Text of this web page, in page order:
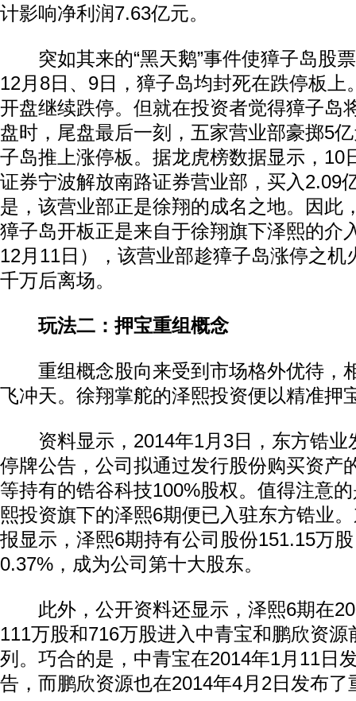
计影响净利润7.63亿元。
突如其来的“黑天鹅”事件使獐子岛股
12月8日、9日，獐子岛均封死在跌停板上
开盘继续跌停。但就在投资者觉得獐子岛
盘时，尾盘最后一刻，五家营业部豪掷5
子岛推上涨停板。据龙虎榜数据显示，10
证券宁波解放南路证券营业部，买入2.09
是，该营业部正是徐翔的成名之地。因此
獐子岛开板正是来自于徐翔旗下泽熙的介
12月11日），该营业部趁獐子岛涨停之机
千万后离场。
玩法二：押宝重组概念
重组概念股向来受到市场格外优待，
飞冲天。徐翔掌舵的泽熙投资便以精准押
资料显示，2014年1月3日，东方锆业
停牌公告，公司拟通过发行股份购买资产
等持有的锆谷科技100%股权。值得注意
熙投资旗下的泽熙6期便已入驻东方锆业
报显示，泽熙6期持有公司股份151.15万
0.37%，成为公司第十大股东。
此外，公开资料还显示，泽熙6期在
111万股和716万股进入中青宝和鹏欣资源
列。巧合的是，中青宝在2014年1月11日
告，而鹏欣资源也在2014年4月2日发布了
动物系恋人啊 | 钟欣潼体验爱情哲学 南